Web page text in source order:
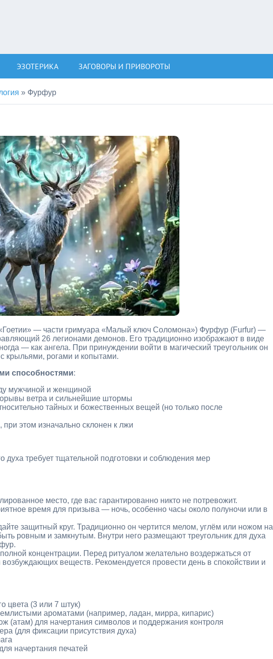
ЭЗОТЕРИКА ЗАГОВОРЫ И ПРИВОРОТЫ
» Фурфур
— части гримуара «Малый ключ Соломона») Фурфур (Furfur) —
26 легионами демонов. Его традиционно изображают в виде
— как ангела. При принуждении войти в магический треугольник он
крыльями, рогами и копытами.
способностями:
мужчиной и женщиной
ветра и сильнейшие штормы
тайных и божественных вещей (но только после
этом изначально склонен к лжи
духа требует тщательной подготовки и соблюдения мер
место, где вас гарантированно никто не потревожит.
время для призыва — ночь, особенно часы около полуночи или в
защитный круг. Традиционно он чертится мелом, углём или ножом на
ровным и замкнутым. Внутри него размещают треугольник для духа
концентрации. Перед ритуалом желательно воздержаться от
веществ. Рекомендуется провести день в спокойствии и
цвета (3 или 7 штук)
ароматами (например, ладан, мирра, кипарис)
(атам) для начертания символов и поддержания контроля
(для фиксации присутствия духа)
начертания печатей